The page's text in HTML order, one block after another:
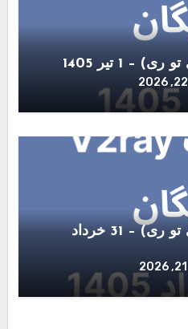
1 تیر 1405
فیلتر شکن رایگان (وی تو ری) – 31 خرداد